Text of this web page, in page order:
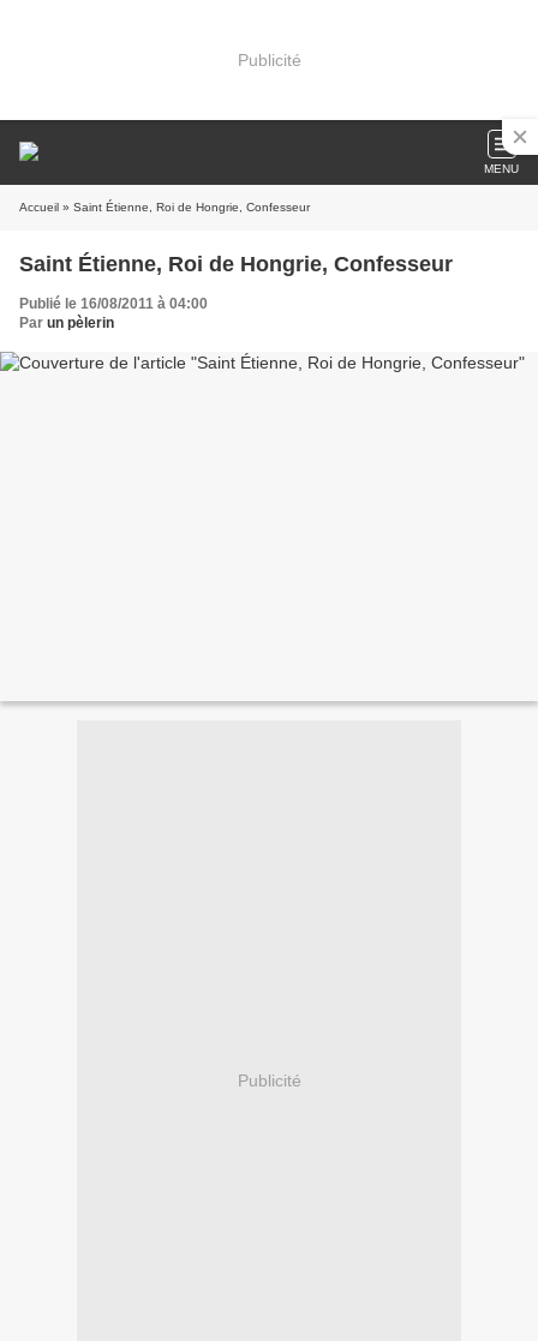
Publicité
MENU
Accueil » Saint Étienne, Roi de Hongrie, Confesseur
Saint Étienne, Roi de Hongrie, Confesseur
Publié le 16/08/2011 à 04:00
Par un pèlerin
Publicité